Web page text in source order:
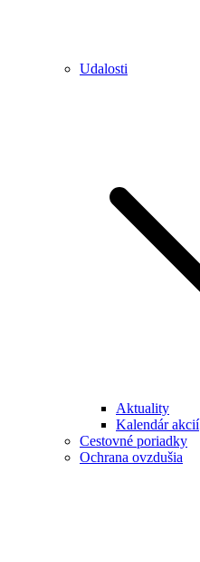
Udalosti
Aktuality
Kalendár akcií
Cestovné poriadky
Ochrana ovzdušia